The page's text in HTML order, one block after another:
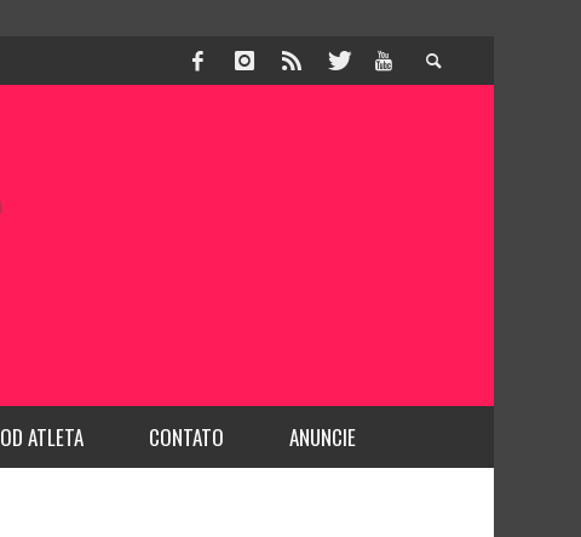
OD ATLETA CONTATO ANUNCIE